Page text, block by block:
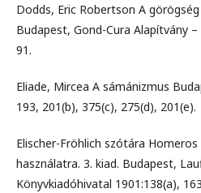
Dodds, Eric Robertson A
Budapest, Gond-Cura Alapítvány
91.
Eliade, Mircea A sámánizmus
193, 201(b), 375(c), 275(d), 201(e).
Elischer-Fröhlich szótára
használatra. 3. kiad. Budapest,
Könyvkiadóhivatal 1901:138(a),